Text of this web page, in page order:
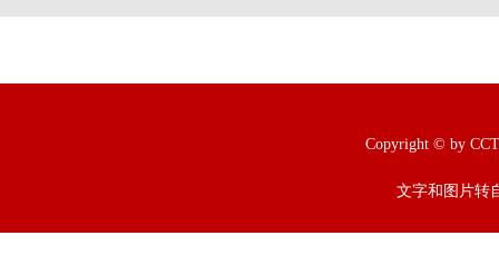
Copyright © by
文字和图片转